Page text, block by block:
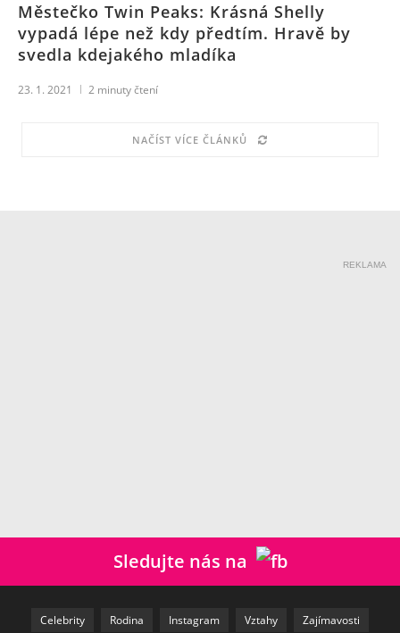
Městečko Twin Peaks: Krásná Shelly
vypadá lépe než kdy předtím. Hravě by
svedla kdejakého mladíka
23. 1. 2021 2 minuty čtení
NAČÍST VÍCE ČLÁNKŮ
REKLAMA
Sledujte nás na
Celebrity Rodina Instagram Vztahy Zajímavosti